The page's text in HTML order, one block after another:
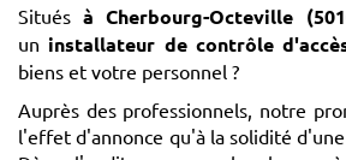
Situésà Cherbourg-Octeville
un installateur de contrôle
biens et votre personnel ?
Auprès des professionnels, notre
l'effet d'annonce qu'à la solidité